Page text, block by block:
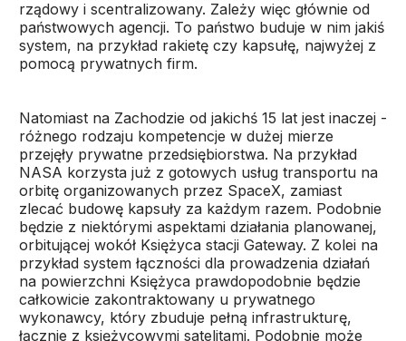
rządowy i scentralizowany. Zależy więc głównie od
państwowych agencji. To państwo buduje w nim jakiś
system, na przykład rakietę czy kapsułę, najwyżej z
pomocą prywatnych firm.
Natomiast na Zachodzie od jakichś 15 lat jest inaczej -
różnego rodzaju kompetencje w dużej mierze
przejęły prywatne przedsiębiorstwa. Na przykład
NASA korzysta już z gotowych usług transportu na
orbitę organizowanych przez SpaceX, zamiast
zlecać budowę kapsuły za każdym razem. Podobnie
będzie z niektórymi aspektami działania planowanej,
orbitującej wokół Księżyca stacji Gateway. Z kolei na
przykład system łączności dla prowadzenia działań
na powierzchni Księżyca prawdopodobnie będzie
całkowicie zakontraktowany u prywatnego
wykonawcy, który zbuduje pełną infrastrukturę,
łącznie z księżycowymi satelitami. Podobnie może